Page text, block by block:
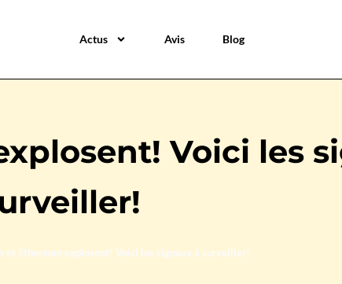
Actus Avis Blog
Voici les
et Ethereum explosent! Voici les signaux à surveiller!